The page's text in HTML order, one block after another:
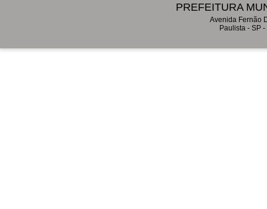
PREFEITURA
Avenida Fernão
Paulista - SP